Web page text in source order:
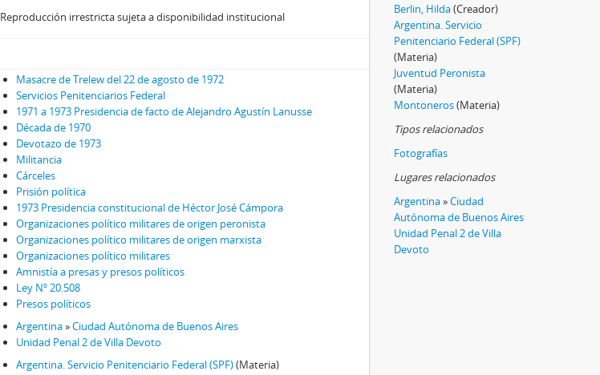
Reproducción irrestricta sujeta a disponibilidad institucional
Masacre de Trelew del 22 de agosto de 1972
Servicios Penitenciarios Federal
1971 a 1973 Presidencia de facto de Alejandro Agustín Lanusse
Década de 1970
Devotazo de 1973
Militancia
Cárceles
Prisión política
1973 Presidencia constitucional de Héctor José Cámpora
Organizaciones político militares de origen peronista
Organizaciones político militares de origen marxista
Organizaciones político militares
Amnistía a presas y presos políticos
Ley Nº 20.508
Presos políticos
Argentina»Ciudad Autónoma de Buenos Aires
Unidad Penal 2 de Villa Devoto
Argentina. Servicio Penitenciario Federal (SPF)(Materia)
Berlin, Hilda(Creador)
Argentina. Servicio
Penitenciario Federal (SPF)
(Materia)
Juventud Peronista
(Materia)
Montoneros(Materia)
Tipos relacionados
Fotografías
Lugares relacionados
Argentina»Ciudad
Autónoma de Buenos Aires
Unidad Penal 2 de Villa
Devoto